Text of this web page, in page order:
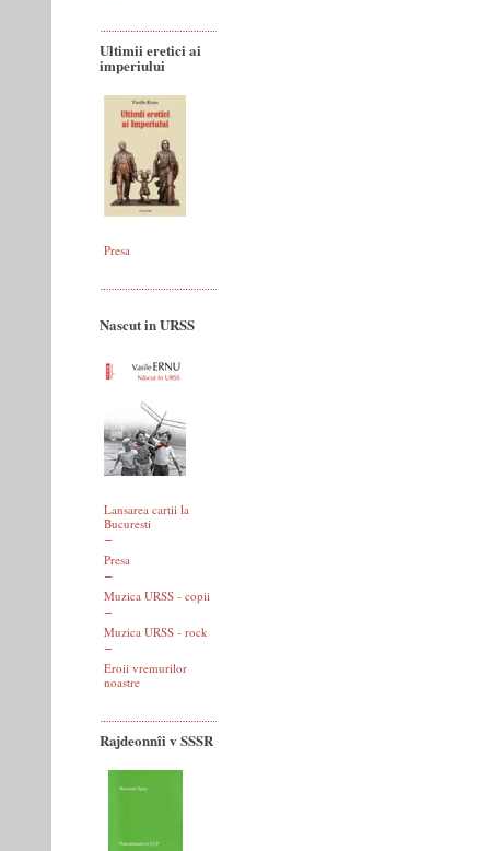
Ultimii eretici ai
imperiului
Presa
Nascut in URSS
Lansarea cartii la
Bucuresti
Presa
Muzica URSS - copii
Muzica URSS - rock
Eroii vremurilor
noastre
Rajdeonnîi v SSSR